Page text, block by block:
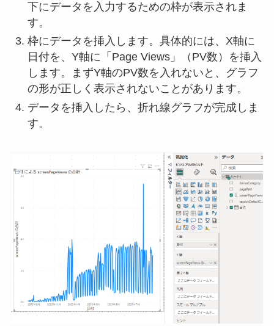
下にデータを入力するための枠が表示されま
す。
枠にデータを挿入します。具体的には、X軸に
日付を、Y軸に「Page Views」（PV数）を挿入
します。まずY軸のPV数を入れないと、グラフ
の形が正しく表示されないことがあります。
データを挿入したら、折れ線グラフが完成しま
す。